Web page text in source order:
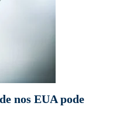
nos EUA pode